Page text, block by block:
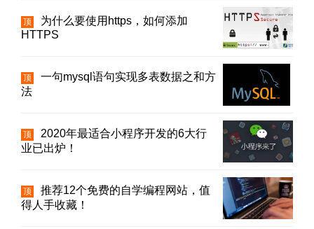
顶
为什么要使用https，如何添加
HTTPS
顶
一句mysql语句实现多表数据之和方
法
顶
2020年最适合小程序开发的6大行
业已出炉！
顶
推荐12个免费的自学编程网站，值
得人手收藏！